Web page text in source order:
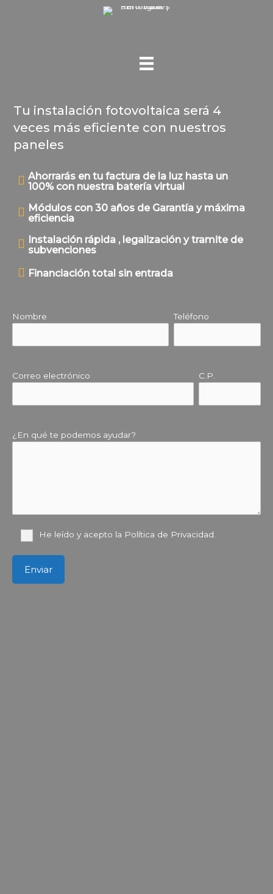
Tu instalación fotovoltaica será 4
veces más eficiente con nuestros
paneles
Ahorrarás en tu factura de la luz hasta un
100% con nuestra batería virtual
Módulos con 30 años de Garantía y máxima
eficiencia
Instalación rápida , legalización y tramite de
subvenciones
Financiación total sin entrada
Nombre Teléfono
Correo electrónico C.P.
¿En qué te podemos ayudar?
He leído y acepto la Política de Privacidad.